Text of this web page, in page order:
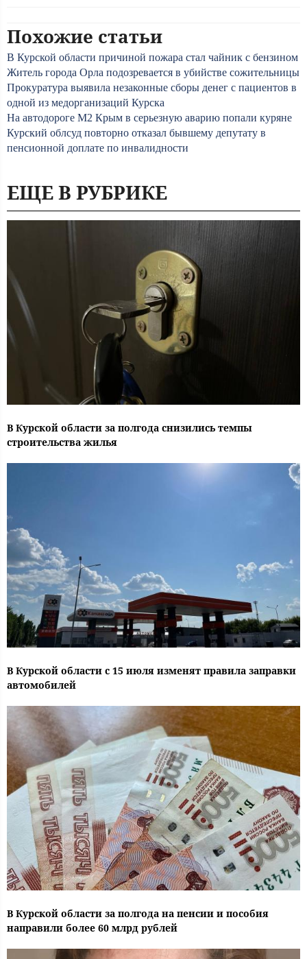
Похожие статьи
В Курской области причиной пожара стал чайник с бензином
Житель города Орла подозревается в убийстве сожительницы
Прокуратура выявила незаконные сборы денег с пациентов в
одной из медорганизаций Курска
На автодороге М2 Крым в серьезную аварию попали куряне
Курский облсуд повторно отказал бывшему депутату в
пенсионной доплате по инвалидности
ЕЩЕ В РУБРИКЕ
В Курской области за полгода снизились темпы
строительства жилья
В Курской области с 15 июля изменят правила заправки
автомобилей
В Курской области за полгода на пенсии и пособия
направили более 60 млрд рублей